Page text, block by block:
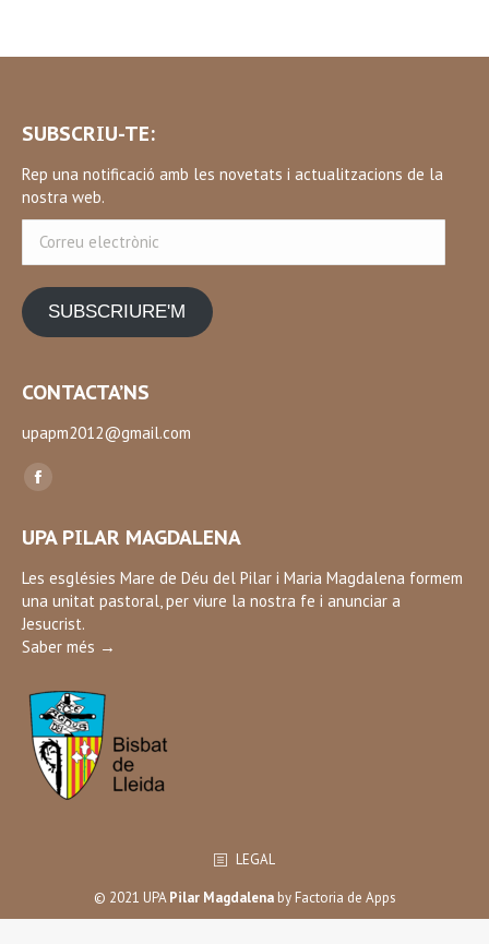
SUBSCRIU-TE:
Rep una notificació amb les novetats i actualitzacions de la
nostra web.
electrònic
SUBSCRIURE'M
CONTACTA’NS
upapm2012@gmail.com
Find us on:
Facebook
opens
in
new
window
UPA PILAR MAGDALENA
Les esglésies Mare de Déu del Pilar i Maria Magdalena formem
una unitat pastoral, per viure la nostra fe i anunciar a
Jesucrist.
Saber més →
LEGAL
© 2021 UPAPilar Magdalenaby Factoria de Apps